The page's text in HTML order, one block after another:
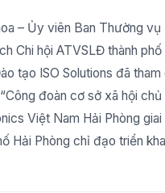
– Ủy viên Ban Thường
Chi hội ATVSLĐ thành phố
tạo ISO Solutions đã
đoàn cơ sở xã hội
Việt Nam Hải Phòng
Hải Phòng chỉ đạo triển